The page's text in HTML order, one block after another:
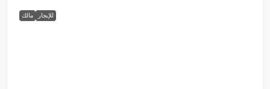
للإيجار مالك